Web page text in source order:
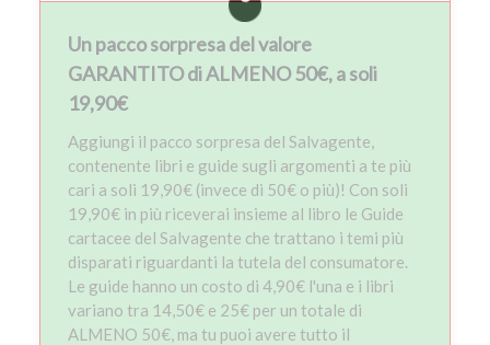
Un pacco sorpresa del valore
GARANTITO di ALMENO 50€, a soli
19,90€
Aggiungi il pacco sorpresa del Salvagente,
contenente libri e guide sugli argomenti a te più
cari a soli 19,90€ (invece di 50€ o più)! Con soli
19,90€ in più riceverai insieme al libro le Guide
cartacee del Salvagente che trattano i temi più
disparati riguardanti la tutela del consumatore.
Le guide hanno un costo di 4,90€ l'una e i libri
variano tra 14,50€ e 25€ per un totale di
ALMENO 50€, ma tu puoi avere tutto il